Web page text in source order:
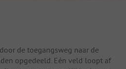
de toegangsweg naar de
opgedeeld. Eén veld loopt af